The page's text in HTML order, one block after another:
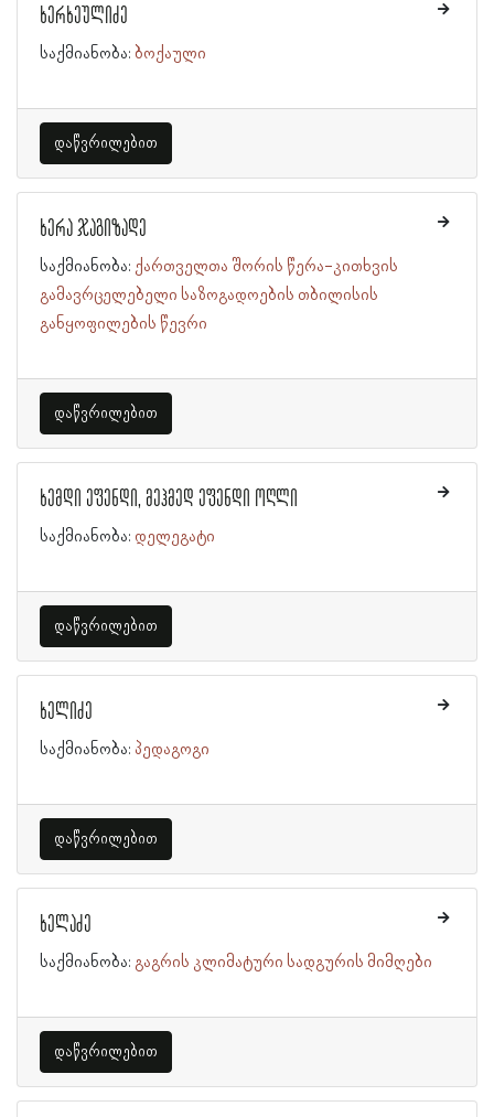
ხერხეულიძე
საქმიანობა: ბოქაული
დაწვრილებით
ხერა ჯაგიზადე
საქმიანობა: ქართველთა შორის წერა-კითხვის
გამავრცელებელი საზოგადოების თბილისის
განყოფილების წევრი
დაწვრილებით
ხემდი ეფენდი, მეჰმედ ეფენდი ოღლი
საქმიანობა: დელეგატი
დაწვრილებით
ხელიძე
საქმიანობა: პედაგოგი
დაწვრილებით
ხელაძე
საქმიანობა: გაგრის კლიმატური სადგურის მიმღები
დაწვრილებით